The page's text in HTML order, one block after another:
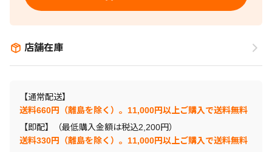
店舗在庫
【通常配送】
送料660円（離島を除く）。11,000円以上ご購入で送料無料
【即配】（最低購入金額は税込2,200円）
送料330円（離島を除く）。11,000円以上ご購入で送料無料